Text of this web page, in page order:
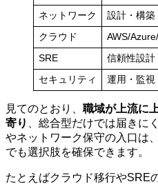
ネットワーク 設計・構築
クラウド AWS/
SRE 信頼性設計
セキュリティ 運用・監視
見てのとおり、 職域が上流に
寄り
、総合型だけでは届きに
やネットワーク保守の入口は
でも選択肢を確保できます。
たとえばクラウド移行やSRE